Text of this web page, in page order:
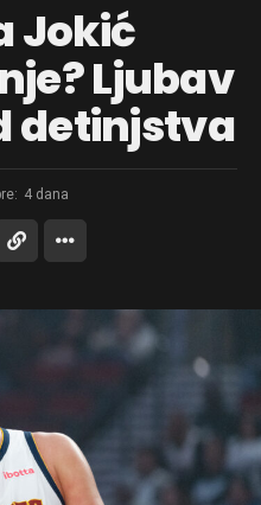
Jokić
Ljubav
detinjstva
4 dana